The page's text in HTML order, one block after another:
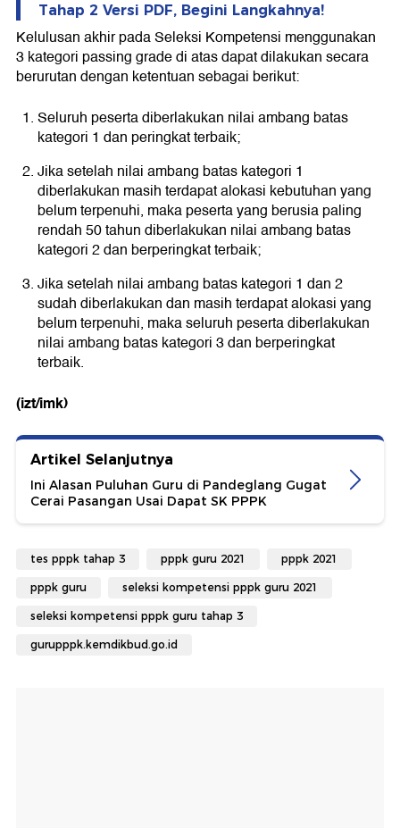
Tahap 2 Versi PDF, Begini Langkahnya!
Kelulusan akhir pada Seleksi Kompetensi menggunakan
3 kategori passing grade di atas dapat dilakukan secara
berurutan dengan ketentuan sebagai berikut:
Seluruh peserta diberlakukan nilai ambang batas
kategori 1 dan peringkat terbaik;
Jika setelah nilai ambang batas kategori 1
diberlakukan masih terdapat alokasi kebutuhan yang
belum terpenuhi, maka peserta yang berusia paling
rendah 50 tahun diberlakukan nilai ambang batas
kategori 2 dan berperingkat terbaik;
Jika setelah nilai ambang batas kategori 1 dan 2
sudah diberlakukan dan masih terdapat alokasi yang
belum terpenuhi, maka seluruh peserta diberlakukan
nilai ambang batas kategori 3 dan berperingkat
terbaik.
(izt/imk)
Artikel Selanjutnya
Ini Alasan Puluhan Guru di Pandeglang Gugat
Cerai Pasangan Usai Dapat SK PPPK
tes pppk tahap 3 pppk guru 2021 pppk 2021
pppk guru seleksi kompetensi pppk guru 2021
seleksi kompetensi pppk guru tahap 3
gurupppk.kemdikbud.go.id